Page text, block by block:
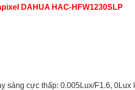
DAHUA HAC-HFW1230SLP
sáng cực thấp: 0.005Lux/F1.6, 0Lux